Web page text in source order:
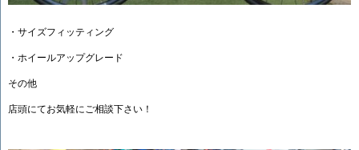
・サイズフィッティング
・ホイールアップグレード
その他
店頭にてお気軽にご相談下さい！